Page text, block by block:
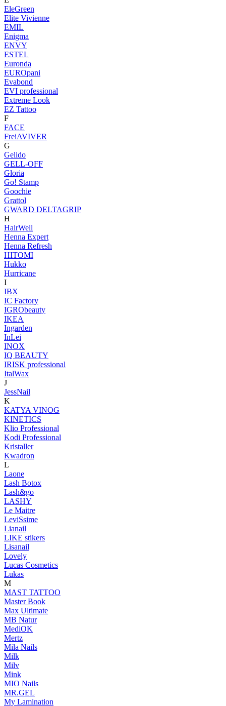
EleGreen
Elite Vivienne
EMIL
Enigma
ENVY
ESTEL
Euronda
EUROpani
Evabond
EVI professional
Extreme Look
EZ Tattoo
F
FACE
FreiAVIVER
G
Gelido
GELL-OFF
Gloria
Go! Stamp
Goochie
Grattol
GWARD DELTAGRIP
H
HairWell
Henna Expert
Henna Refresh
HITOMI
Hukko
Hurricane
I
IBX
IC Factory
IGRObeauty
IKEA
Ingarden
InLei
INOX
IQ BEAUTY
IRISK professional
ItalWax
J
JessNail
K
KATYA VINOG
KINETICS
Klio Professional
Kodi Professional
Kristaller
Kwadron
L
Laone
Lash Botox
Lash&go
LASHY
Le Maitre
LeviSsime
Lianail
LIKE stikers
Lisanail
Lovely
Lucas Cosmetics
Lukas
M
MAST TATTOO
Master Book
Max Ultimate
MB Natur
MediOK
Mertz
Mila Nails
Milk
Milv
Mink
MIO Nails
MR.GEL
My Lamination